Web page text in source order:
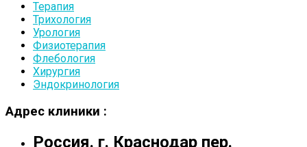
Терапия
Трихология
Урология
Физиотерапия
Флебология
Хирургия
Эндокринология
Адрес клиники :
Россия. г. Краснодар пер.